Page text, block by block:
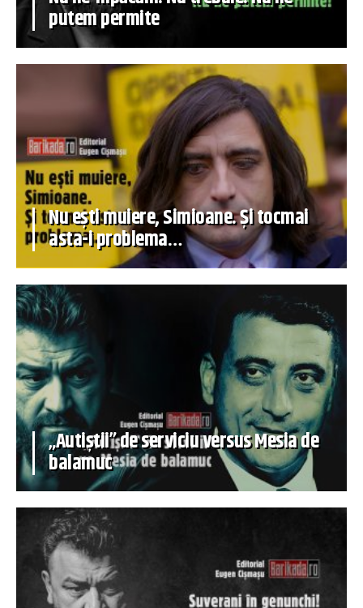
putem permite
Nu ești muiere, Simioane. Și tocmai
asta-i problema…
„Autiștii” de serviciu versus Mesia de
balamuc